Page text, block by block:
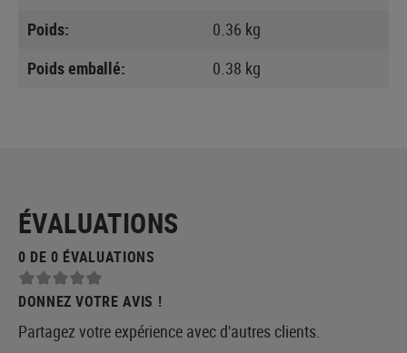
Poids:
0.36 kg
Poids emballé:
0.38 kg
ÉVALUATIONS
0 DE 0 ÉVALUATIONS
DONNEZ VOTRE AVIS !
Partagez votre expérience avec d'autres clients.